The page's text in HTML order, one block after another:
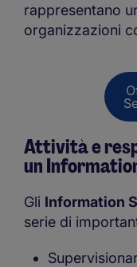
rappresentano
organizzazioni
Attività e
un
Gli Information
serie di